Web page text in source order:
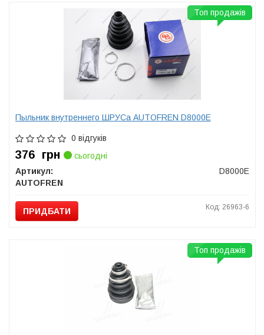
Пыльник внутреннего ШРУСа AUTOFREN D8000E
0 відгуків
376 грн
сьогодні
Артикул:
D8000E
AUTOFREN
ПРИДБАТИ Код: 26963-6
Топ продажів
Топ продажів